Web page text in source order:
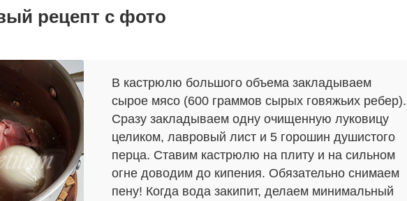
рецепт с фото
В кастрюлю большого объема закладываем
сырое мясо (600 граммов сырых говяжьих ребер).
Сразу закладываем одну очищенную луковицу
целиком, лавровый лист и 5 горошин душистого
перца. Ставим кастрюлю на плиту и на сильном
огне доводим до кипения. Обязательно снимаем
пену! Когда вода закипит, делаем минимальный